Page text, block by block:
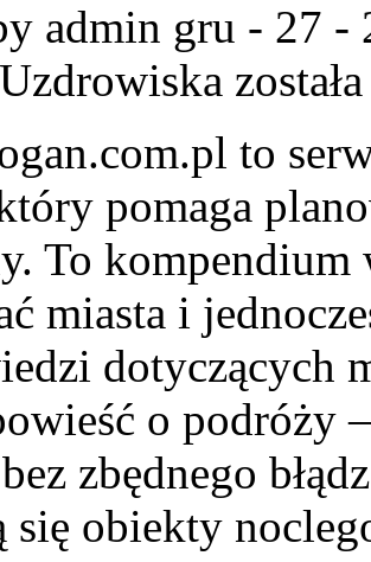
admin gru - 27 -
to
pomaga
To kompendium
miasta i
dotyczących
o podróży
zbędnego
się obiekty